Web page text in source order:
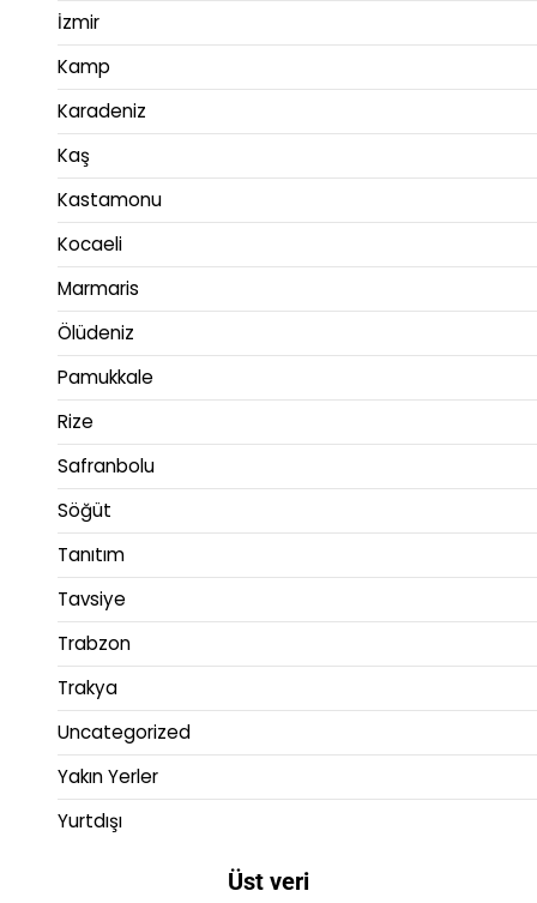
İzmir
Kamp
Karadeniz
Kaş
Kastamonu
Kocaeli
Marmaris
Ölüdeniz
Pamukkale
Rize
Safranbolu
Söğüt
Tanıtım
Tavsiye
Trabzon
Trakya
Uncategorized
Yakın Yerler
Yurtdışı
Üst veri